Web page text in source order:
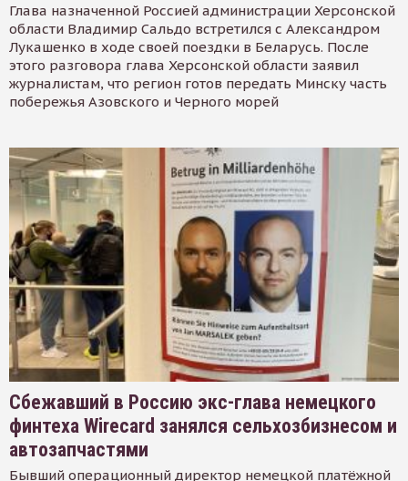
Глава назначенной Россией администрации Херсонской
области Владимир Сальдо встретился с Александром
Лукашенко в ходе своей поездки в Беларусь. После
этого разговора глава Херсонской области заявил
журналистам, что регион готов передать Минску часть
побережья Азовского и Черного морей
Сбежавший в Россию экс-глава немецкого
финтеха Wirecard занялся сельхозбизнесом и
автозапчастями
Бывший операционный директор немецкой платёжной